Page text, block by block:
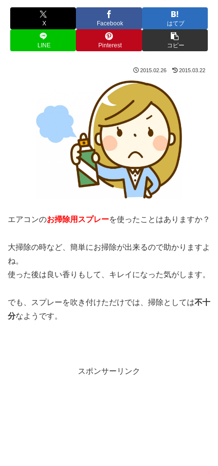
X Facebook はてブ
LINE Pinterest コピー
2015.02.26 2015.03.22
エアコンのお掃除用スプレーを使ったことはありますか？
大掃除の時など、簡単にお掃除が出来るので助かりますよ
ね。
使った後は良い香りもして、キレイになった気がします。
でも、スプレーを吹き付けただけでは、掃除としては不十
分なようです。
スポンサーリンク